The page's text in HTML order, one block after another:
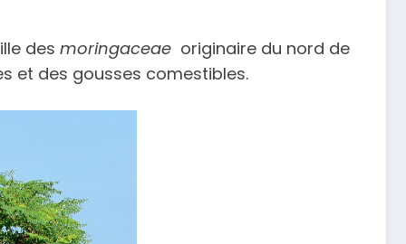
des moringaceae originaire du nord de
et des gousses comestibles.